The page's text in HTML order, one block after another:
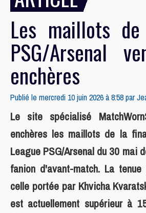
Les maillots
PSG/Arsenal
enchères
Publié le mercredi 10 juin 2026 à 8:58 par
Le site spécialisé
enchères les maillots de la
League PSG/Arsenal du 30 mai
fanion d'avant-match. La
celle portée par Khvicha
est actuellement supérieur à